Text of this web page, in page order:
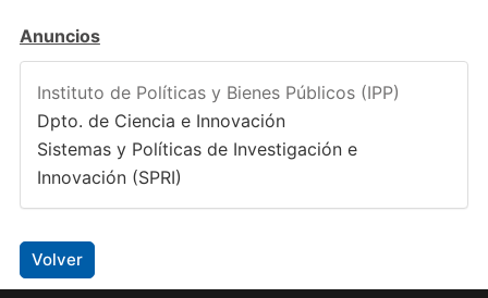
Anuncios
Instituto de Políticas y Bienes Públicos (IPP)
Dpto. de Ciencia e Innovación
Sistemas y Políticas de Investigación e
Innovación (SPRI)
Volver